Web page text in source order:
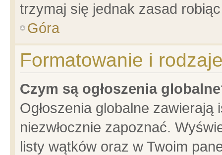
trzymaj się jednak zasad
Góra
Formatowanie i
Czym są ogłoszenia
Ogłoszenia globalne
niezwłocznie zapoznać.
listy wątków oraz w Twoim